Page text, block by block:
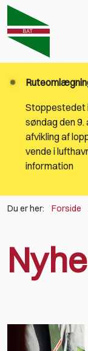
Stoppestedet
søndag den 9.
afvikling af
vende i
information
Du er her: Forside